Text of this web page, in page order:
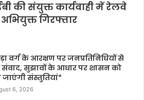
की संयुक्त कार्यवाही में रेलवे
गिरफ्तार
वर्ग के आरक्षण पर जनप्रतिनिधियों से
संवाद, सुझावों के आधार पर शासन को
संस्तुतियां*
6, 2026